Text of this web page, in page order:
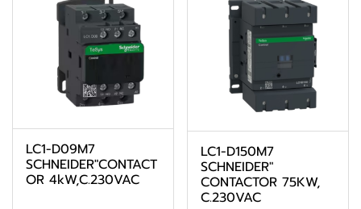
LC1-D09M7
SCHNEIDER"CONTACT
OR 4kW,C.230VAC
LC1-D150M7
SCHNEIDER"
CONTACTOR 75KW,
C.230VAC